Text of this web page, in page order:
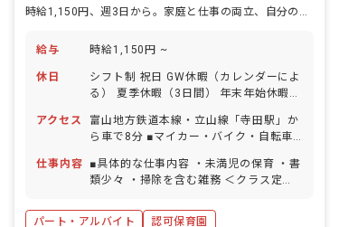
給与 時給1,150円 ~
休日
シフト制 祝日 GW休暇（カレンダーによ
る） 夏季休暇（3日間） 年末年始休暇
／取得率100％／半日単位での取得可／
5日以上の連休可） 慶弔休暇 産前産後・
育児休暇（取得率・復帰率ともに
100％） 介護・看護休暇
アクセス
富山地方鉄道本線・立山線「寺田駅」か
ら車で8分 ■マイカー・バイク・自転車
に川が流れており、周囲を畑に囲まれて
いるので気軽に自然と触れ合うことがで
仕事内容
■具体的な仕事内容 ・未満児の保育 ・書
類少々 ・掃除を含む雑務 ＜クラス定員
ラス 14名／職員5名 2歳児クラス 17
パート・アルバイト
認可保育園